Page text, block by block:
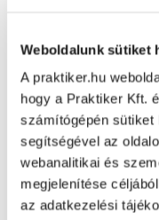
Weboldalunk sütiket
A praktiker.hu
hogy a Praktiker Kft.
számítógépén sütiket
segítségével az
webanalitikai és
megjelenítése
az adatkezelési